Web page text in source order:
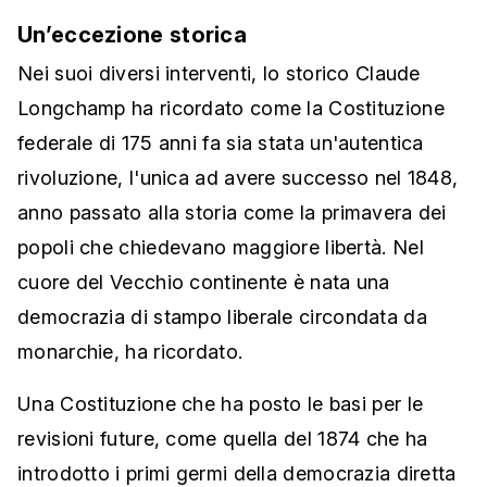
Un’eccezione storica
Nei suoi diversi interventi, lo storico Claude
Longchamp ha ricordato come la Costituzione
federale di 175 anni fa sia stata un'autentica
rivoluzione, l'unica ad avere successo nel 1848,
anno passato alla storia come la primavera dei
popoli che chiedevano maggiore libertà. Nel
cuore del Vecchio continente è nata una
democrazia di stampo liberale circondata da
monarchie, ha ricordato.
Una Costituzione che ha posto le basi per le
revisioni future, come quella del 1874 che ha
introdotto i primi germi della democrazia diretta